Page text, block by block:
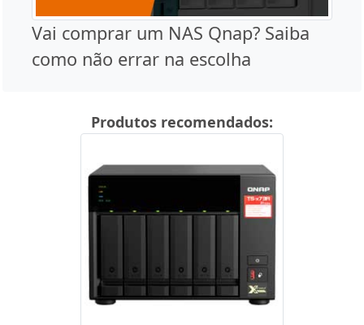
Vai comprar um NAS Qnap? Saiba
como não errar na escolha
Produtos recomendados: